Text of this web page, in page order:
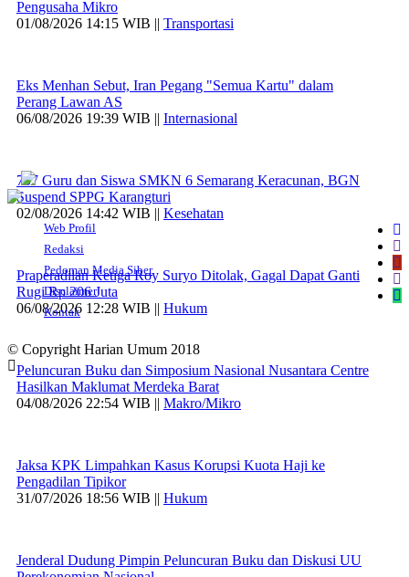
Pengusaha Mikro
01/08/2026 14:15 WIB || Transportasi
Eks Menhan Sebut, Iran Pegang "Semua Kartu" dalam
Perang Lawan AS
06/08/2026 19:39 WIB || Internasional
707 Guru dan Siswa SMKN 6 Semarang Keracunan, BGN
Suspend SPPG Karangturi
02/08/2026 14:42 WIB || Kesehatan
Praperadilan Ketiga Roy Suryo Ditolak, Gagal Dapat Ganti
Rugi Rp 206 Juta
06/08/2026 12:28 WIB || Hukum
Peluncuran Buku dan Simposium Nasional Nusantara Centre
Hasilkan Maklumat Merdeka Barat
04/08/2026 22:54 WIB || Makro/Mikro
Jaksa KPK Limpahkan Kasus Korupsi Kuota Haji ke
Pengadilan Tipikor
31/07/2026 18:56 WIB || Hukum
Jenderal Dudung Pimpin Peluncuran Buku dan Diskusi UU
Web Profil
Redaksi
Pedoman Media Siber
Disclaimer
Kontak
© Copyright Harian Umum 2018